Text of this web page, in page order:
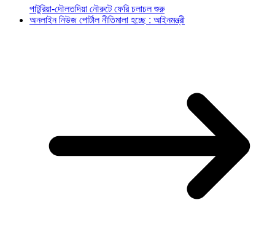
পাটুরিয়া-দৌলতদিয়া নৌরুটে ফেরি চলাচল শুরু
অনলাইন নিউজ পোর্টাল নীতিমালা হচ্ছে : আইনমন্ত্রী